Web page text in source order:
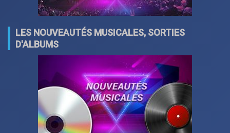
LES NOUVEAUTÉS MUSICALES, SORTIES
D'ALBUMS